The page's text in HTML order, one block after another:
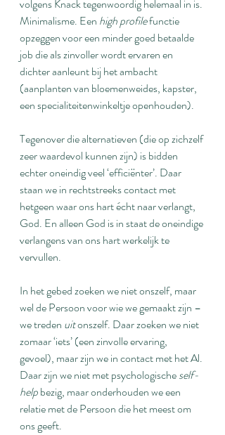
volgens Knack tegenwoordig helemaal in is.
Minimalisme. Een high profile functie
opzeggen voor een minder goed betaalde
job die als zinvoller wordt ervaren en
dichter aanleunt bij het ambacht
(aanplanten van bloemenweides, kapster,
een specialiteitenwinkeltje openhouden).
Tegenover die alternatieven (die op zichzelf
zeer waardevol kunnen zijn) is bidden
echter oneindig veel ‘efficiënter’. Daar
staan we in rechtstreeks contact met
hetgeen waar ons hart écht naar verlangt,
God. En alleen God is in staat de oneindige
verlangens van ons hart werkelijk te
vervullen.
In het gebed zoeken we niet onszelf, maar
wel de Persoon voor wie we gemaakt zijn –
we treden uit onszelf. Daar zoeken we niet
zomaar ‘iets’ (een zinvolle ervaring,
gevoel), maar zijn we in contact met het Al.
Daar zijn we niet met psychologische self-
help bezig, maar onderhouden we een
relatie met de Persoon die het meest om
ons geeft.